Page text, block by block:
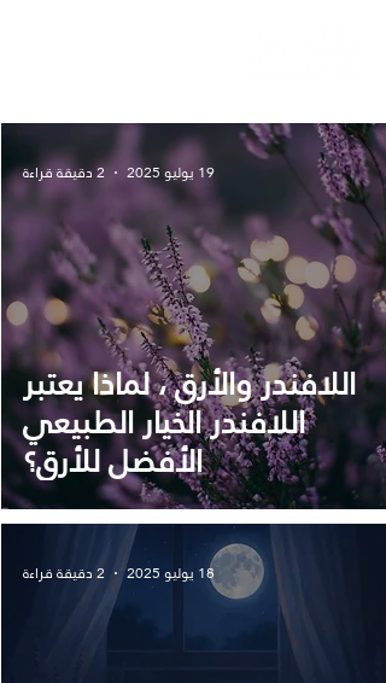
اللافندر والأرق ، لماذا يعتبر
اللافندر الخيار الطبيعي
الأفضل للأرق؟
19 يوليو 2025 2 دقيقة قراءة
18 يوليو 2025 2 دقيقة قراءة